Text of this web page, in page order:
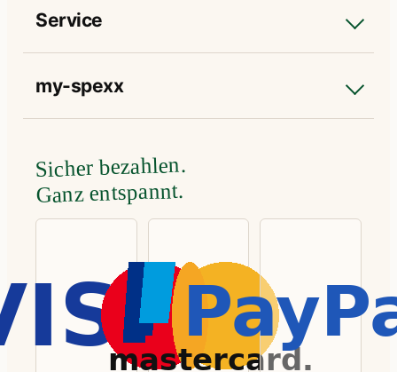
Service
my-spexx
Sicher bezahlen.
Ganz entspannt.